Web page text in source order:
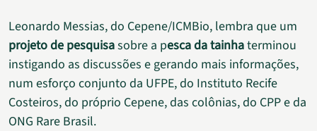
Leonardo Messias, do Cepene/ICMBio, lembra que um
projeto de pesquisasobre a pesca da tainhaterminou
instigando as discussões e gerando mais informações,
num esforço conjunto da UFPE, do Instituto Recife
Costeiros, do próprio Cepene, das colônias, do CPP e da
ONG Rare Brasil.